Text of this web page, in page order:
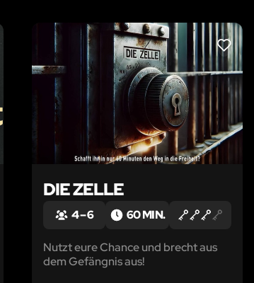
LIKE
DIE ZELLE
4 – 6 60 MIN.
Nutzt eure Chance und brecht aus
dem Gefängnis aus!